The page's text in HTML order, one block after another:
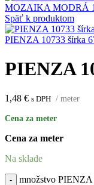
MOZAIKA MODRÁ
Späť k produktom
PIENZA 10733 šírka
PIENZA
1,48 € s DPH / meter
Cena za meter
Cena za meter
Na sklade
množstvo PIENZA